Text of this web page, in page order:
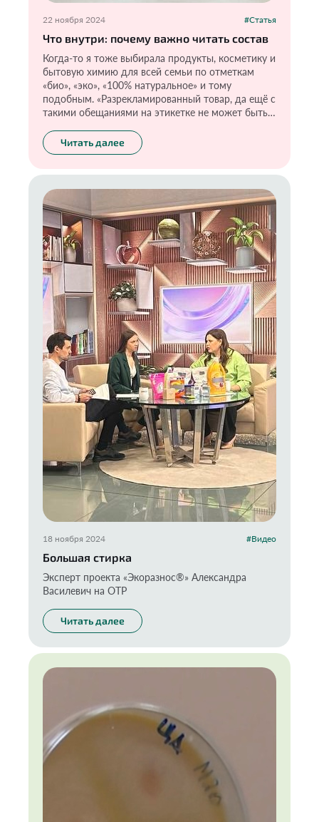
22 ноября 2024 #Статья
Что внутри: почему важно читать состав
Когда-то я тоже выбирала продукты, косметику и
бытовую химию для всей семьи по отметкам
«био», «эко», «100% натуральное» и тому
подобным. «Разрекламированный товар, да ещё с
такими обещаниями на этикетке не может быть
«безопасное» средство. Сейчас-то я знаю, что
красивая упаковка и громкие обещания
можно больше людей тоже это понимали,
осознанно подходили к выбору любых товаров,
вырабатывали привычку изучать состав.
Читать далее
18 ноября 2024 #Видео
Большая стирка
Эксперт проекта «Экоразнос®️» Александра
Василевич на ОТР
Читать далее